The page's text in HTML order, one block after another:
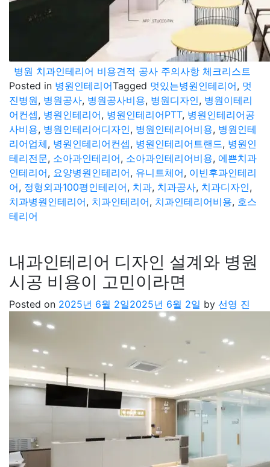
병원 치과인테리어 비용견적 공사 주의사항 체크리스트
Posted in 병원인테리어Tagged 멋있는병원인테리어, 멋
진병원, 병원공사, 병원공사비용, 병원디자인, 병원이테리
어컨셉, 병원인테리어, 병원인테리어PTT, 병원인테리어공
사비용, 병원인테리어디자인, 병원인테리어비용, 병원인테
리어업체, 병원인테리어컨셉, 병원인테리어트랜드, 병원인
테리전문, 소아과인테리어, 소아과인테리어비용, 에쁜치과
인테리어, 요양병원인테리어, 유니트체어, 이빈후과인테리
어, 정형외과100평인테리어, 치과, 치과공사, 치과디자인,
치과병원인테리어, 치과인테리어, 치과인테리어비용, 호스
테리어
내과인테리어 디자인 설계와 병원
시공 비용이 고민이라면
Posted on 2025년 6월 2일2025년 6월 2일 by 선영 진